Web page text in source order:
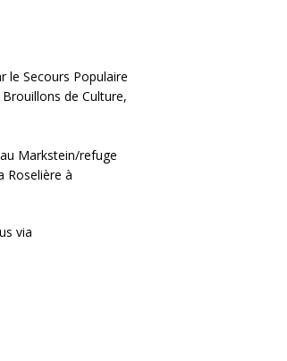
le Secours Populaire
de Culture,
Markstein/refuge
Roselière à
via